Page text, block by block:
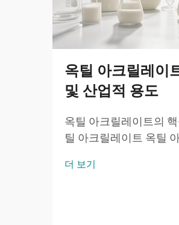
옥틸 아크릴레이
및 산업적 용도
옥틸 아크릴레이트의
틸 아크릴레이트 옥틸
는 아크릴산 에스터 계
더 보기